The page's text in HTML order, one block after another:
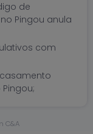
C&A
de
Pingou anula
com